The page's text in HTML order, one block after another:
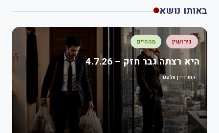
באותו נושא
גירושין מהחיים
היא רצתה גבר חזק – 4.7.26
רות דיין וולפנר